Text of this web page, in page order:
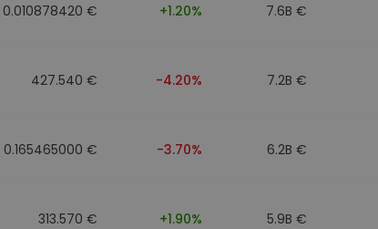
0.010878420 € +1.20% 7.6B €
427.540 € -4.20% 7.2B €
0.165465000 € -3.70% 6.2B €
313.570 € +1.90% 5.9B €